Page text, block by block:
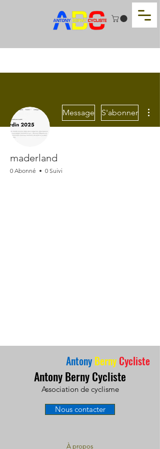
Message S'abonner
maderland
0 Abonné 0 Suivi
Antony Berny Cycliste
Antony Berny Cycliste
Association de cyclisme
Nous contacter
À propos